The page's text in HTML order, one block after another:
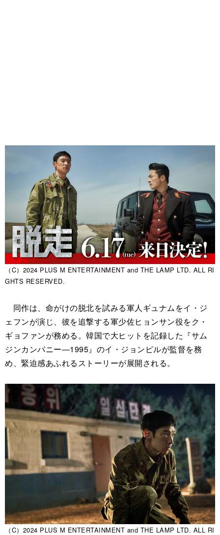
（C）2024 PLUS M ENTERTAINMENT and THE LAMP LTD. ALL RI
GHTS RESERVED.
同作は、命がけの脱北を試みる軍人ギュナムをイ・ジ
ェフンが演じ、彼を追撃する軍少佐ヒョンサン役をク・
ギョファンが務める。韓国で大ヒットを記録した『サム
ジンカンパニー―1995』のイ・ジョンピルが監督を務
め、緊迫感あふれるストーリーが展開される。
（C）2024 PLUS M ENTERTAINMENT and THE LAMP LTD. ALL RI